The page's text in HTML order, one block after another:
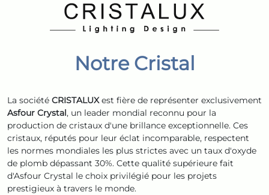
Notre Cristal
La société CRISTALUXest fière de représenter exclusivement
Asfour Crystal , un leader mondial reconnu pour la
production de cristaux d'une brillance exceptionnelle. Ces
cristaux, réputés pour leur éclat incomparable, respectent
les normes mondiales les plus strictes avec un taux d'oxyde
de plomb dépassant 30%. Cette qualité supérieure fait
d'Asfour Crystal le choix privilégié pour les projets
prestigieux à travers le monde.